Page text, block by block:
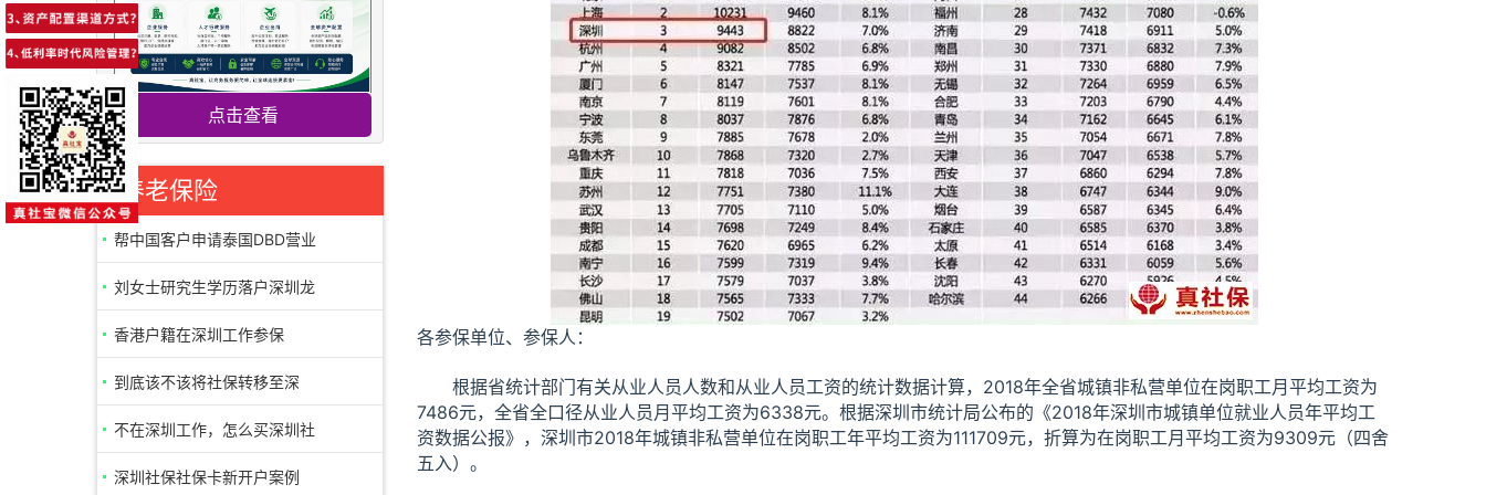
各参保单位、参保人：
根据省统计部门有关从业人员人数和从业人员工资的统计数据计算，2018年全省城镇非私营单位在岗职工月平均工资为
7486元，全省全口径从业人员月平均工资为6338元。根据深圳市统计局公布的《2018年深圳市城镇单位就业人员年平均工
资数据公报》，深圳市2018年城镇非私营单位在岗职工年平均工资为111709元，折算为在岗职工月平均工资为9309元（四舍
五入）。
点击查看
养老保险
帮中国客户申请泰国DBD营业
执照案例
刘女士研究生学历落户深圳龙
华区成功
香港户籍在深圳工作参保
到底该不该将社保转移至深
圳，深圳退休
不在深圳工作，怎么买深圳社
保领退休金
深圳社保社保卡新开户案例